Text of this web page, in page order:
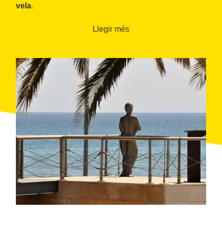
vela.
d'aquesta platja, forma part d'itineraris
l'Infant.
Aquesta desembocadura presenta un
paisatge de
gran interès
, amb un petitdelta
majoritàriament perterrenys pantanosos
Llegir més